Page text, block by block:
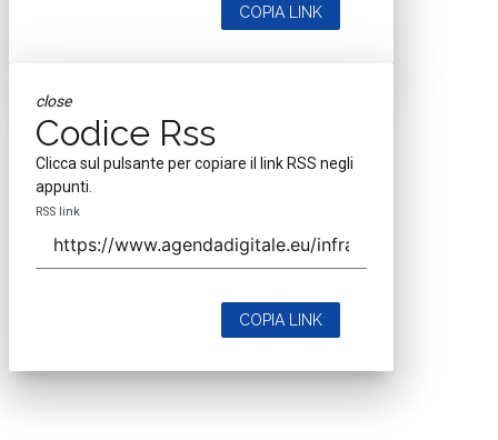
COPIA LINK
close
Codice Rss
Clicca sul pulsante per copiare il link RSS negli
appunti.
RSS link
COPIA LINK